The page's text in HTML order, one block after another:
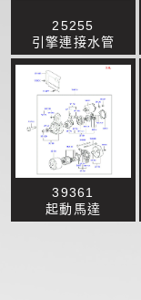
25255
引擎連接水管
39361
起動馬達